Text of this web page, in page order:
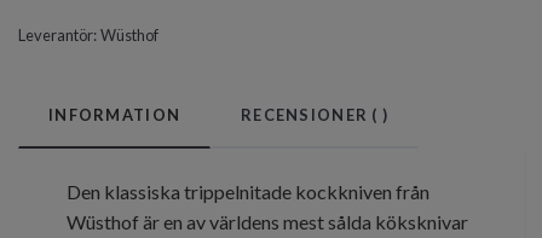
Leverantör:Wüsthof
INFORMATION RECENSIONER ( )
Den klassiska trippelnitade kockkniven från
Wüsthof är en av världens mest sålda köksknivar